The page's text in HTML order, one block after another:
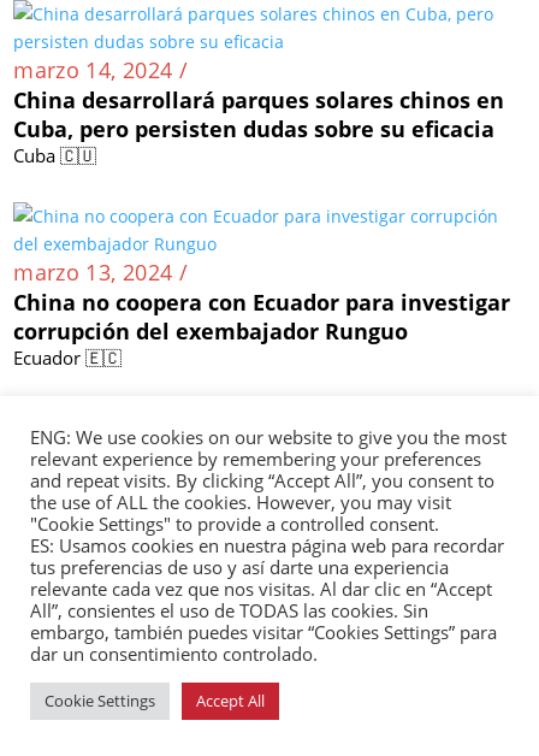
marzo 14, 2024 /
China desarrollará parques solares chinos en
Cuba, pero persisten dudas sobre su eficacia
Cuba 🇨🇺
marzo 13, 2024 /
China no coopera con Ecuador para investigar
corrupción del exembajador Runguo
Ecuador 🇪🇨
marzo 13, 2024 /
Xu Xueyuan fue designada como nueva
embajadora de China en Panamá
Panamá 🇵🇦
marzo 13, 2024 /
Ciudad hondureña de San Pedro Sula se
ENG: We use cookies on our website to give you the most
relevant experience by remembering your preferences
and repeat visits. By clicking “Accept All”, you consent to
the use of ALL the cookies. However, you may visit
"Cookie Settings" to provide a controlled consent.
ES: Usamos cookies en nuestra página web para recordar
tus preferencias de uso y así darte una experiencia
relevante cada vez que nos visitas. Al dar clic en “Accept
All”, consientes el uso de TODAS las cookies. Sin
embargo, también puedes visitar “Cookies Settings” para
dar un consentimiento controlado.
Cookie Settings Accept All